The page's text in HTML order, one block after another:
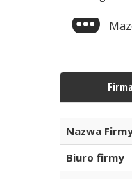
Nazwa
Biuro firmy